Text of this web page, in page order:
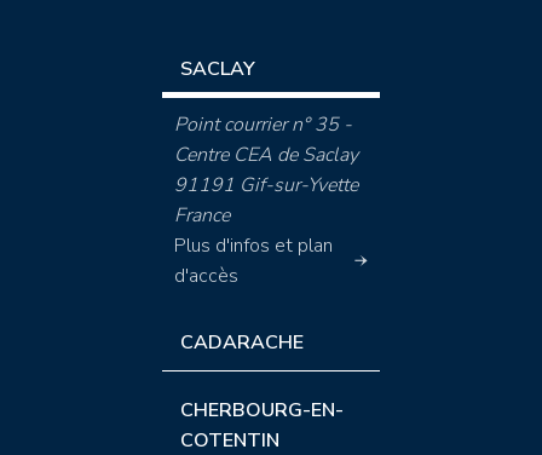
SACLAY
Point courrier n° 35 -
Centre CEA de Saclay
91191 Gif-sur-Yvette
France
Plus d'infos et plan
d'accès
CADARACHE
CHERBOURG-EN-
COTENTIN